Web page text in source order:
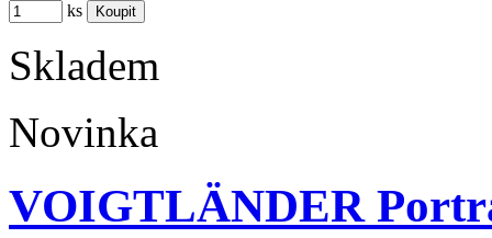
ks
Skladem
Novinka
VOIGTLÄNDER